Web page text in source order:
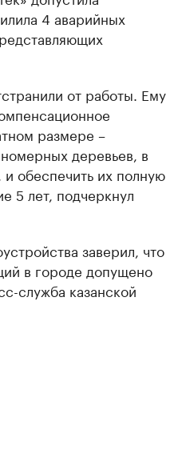
4 аварийных
от работы. Ему
размере –
деревьев, в
обеспечить их полную
5 лет, подчеркнул
заверил, что
в городе допущено
служба казанской